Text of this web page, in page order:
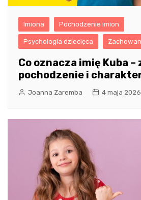
Imiona Pochodzenie imion
Psychologia dziecięca
Co oznacza imię Kuba
pochodzenie i
Joanna Zaremba 4 maja 2026